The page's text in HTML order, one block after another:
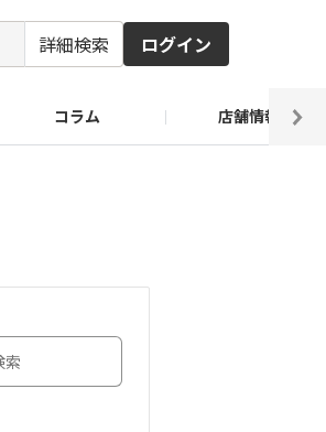
詳細検索 ログイン
コラム 店舗情報